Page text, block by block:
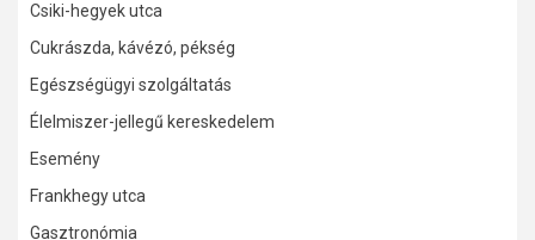
Csiki-hegyek utca
Cukrászda, kávézó, pékség
Egészségügyi szolgáltatás
Élelmiszer-jellegű kereskedelem
Esemény
Frankhegy utca
Gasztronómia